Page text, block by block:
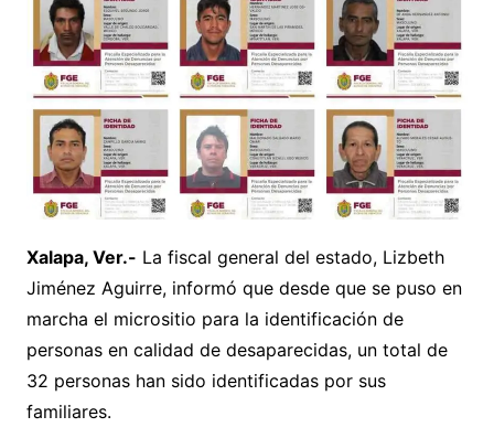
Xalapa, Ver.- La fiscal general del estado, Lizbeth
Jiménez Aguirre, informó que desde que se puso en
marcha el micrositio para la identificación de
personas en calidad de desaparecidas, un total de
32 personas han sido identificadas por sus
familiares.